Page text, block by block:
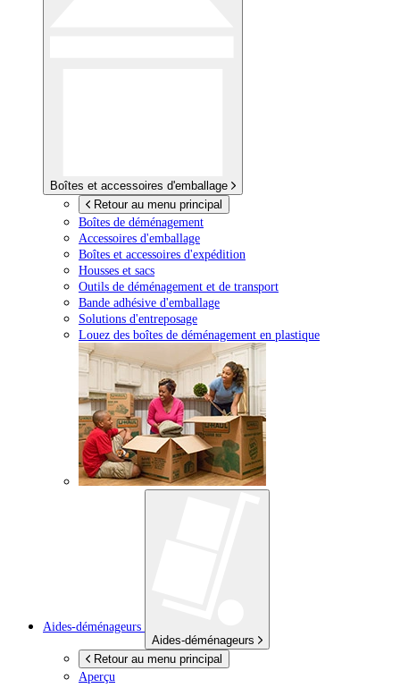
Boîtes et accessoires d'emballage
Retour au menu principal
Boîtes de déménagement
Accessoires d'emballage
Boîtes et accessoires d'expédition
Housses et sacs
Outils de déménagement et de transport
Bande adhésive d'emballage
Solutions d'entreposage
Louez des boîtes de déménagement en plastique
Aides-déménageurs
Aides-déménageurs
Retour au menu principal
Aperçu